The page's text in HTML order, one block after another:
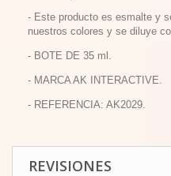
- Este producto es esmalte y
nuestros colores y se diluye
- BOTE DE 35 ml.
- MARCA AK INTERACTIVE.
- REFERENCIA: AK2029.
REVISIONES